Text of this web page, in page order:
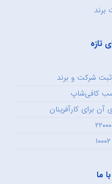
برند
تازه
ثبت شرکت و برند
کافی‌شاپ
برای کارآفرینان
ما